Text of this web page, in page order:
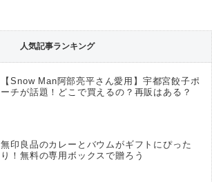
人気記事ランキング
【Snow Man阿部亮平さん愛用】宇都宮餃子ポ
ーチが話題！どこで買えるの？再販はある？
無印良品のカレーとバウムがギフトにぴった
り！無料の専用ボックスで贈ろう